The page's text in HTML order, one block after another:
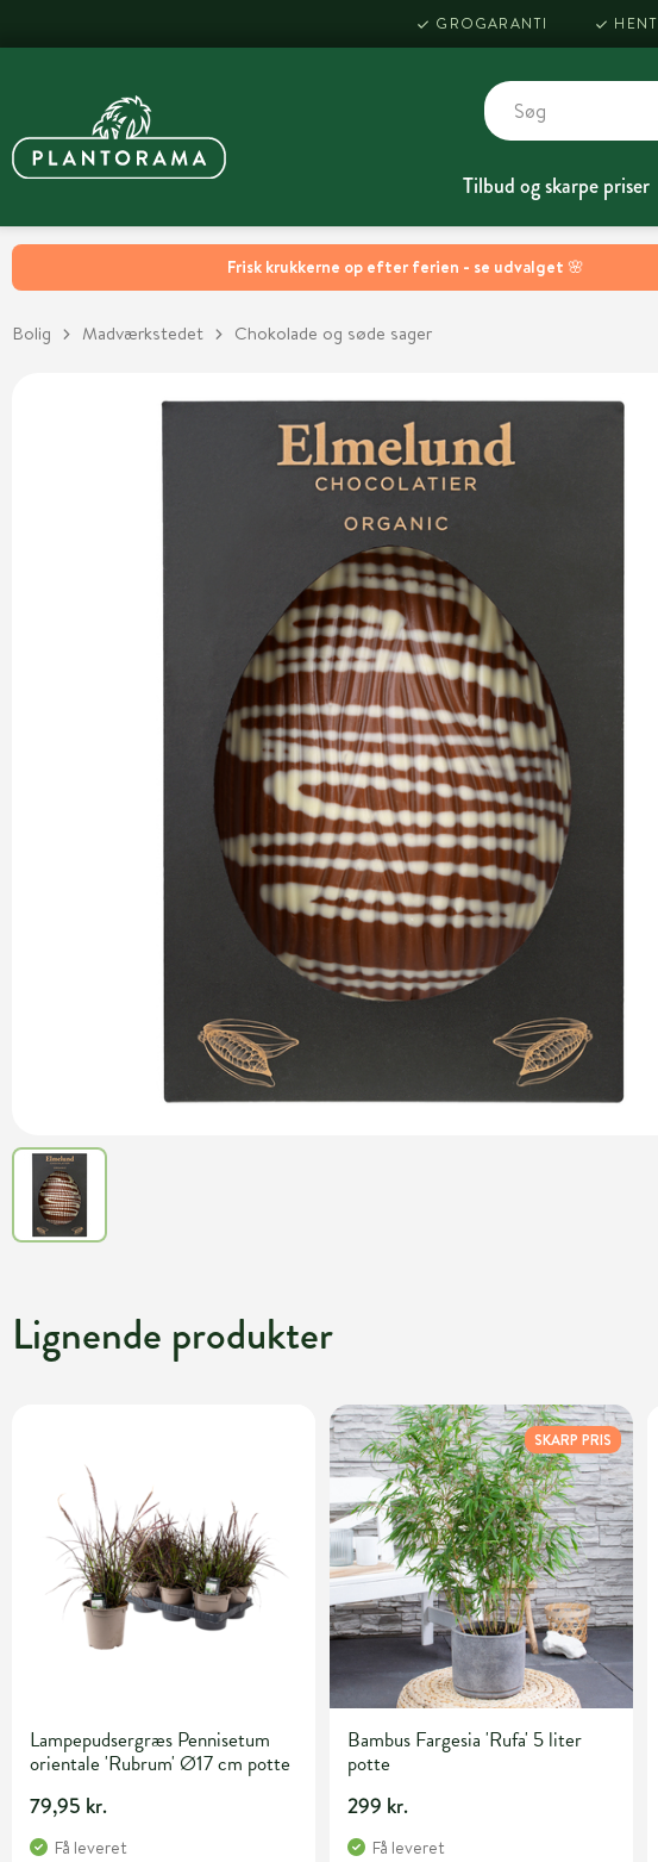
Frisk krukkerne op efter ferien - se udvalget 🌸
GROGARANTI
Tilbud og skarpe priser
Bolig Madværkstedet Chokolade og søde sager
Lignende produkter
Lampepudsergræs Pennisetum
orientale 'Rubrum' Ø17 cm potte
79,95 kr.
Få leveret
SKARP PRIS
Bambus Fargesia 'Rufa' 5 liter
potte
299 kr.
Få leveret